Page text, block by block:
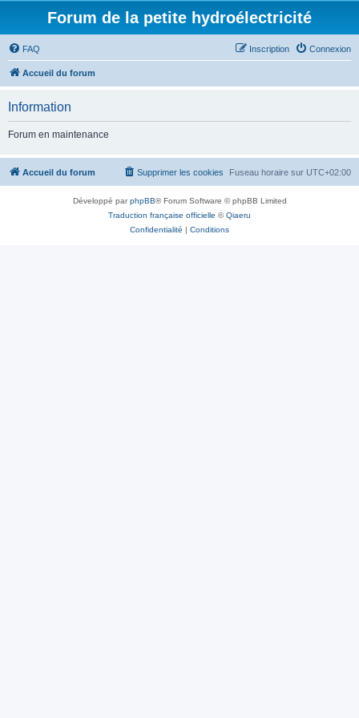
Forum de la petite hydroélectricité
FAQ Connexion
Inscription
Accueil du forum
Information
Forum en maintenance
Accueil du forum Fuseau horaire sur UTC+02:00
Supprimer les cookies
Développé parphpBB® Forum Software © phpBB Limited
Traduction française officielle ©Qiaeru
Confidentialité | Conditions